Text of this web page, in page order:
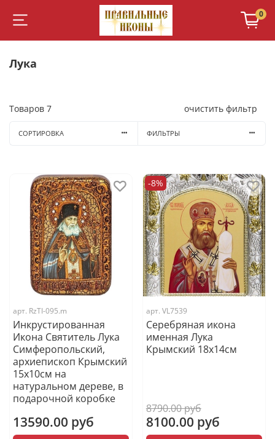
0
Лука
Товаров 7 очистить фильтр
СОРТИРОВКА ФИЛЬТРЫ
арт. RzTI-095.m
Инкрустированная
Икона Святитель Лука
Симферопольский,
архиепископ Крымский
15х10см на
натуральном дереве, в
подарочной коробке
13590.00 руб
-8%
арт. VL7539
Серебряная икона
именная Лука
Крымский 18x14см
8790.00 руб
8100.00 руб